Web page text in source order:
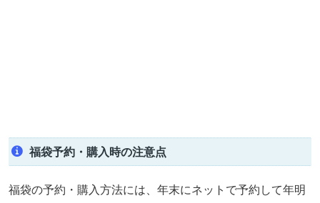
福袋予約・購入時の注意点
福袋の予約・購入方法には、年末にネットで予約して年明